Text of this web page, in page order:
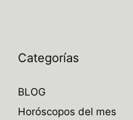
Categorías
BLOG
Horóscopos del mes